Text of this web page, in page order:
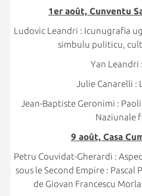
1er août, Cunventu
Ludovic Leandri : Icunugrafia
simbulu puliticu,
Yan Leandri
Julie Canarelli :
Jean-Baptiste Geronimi : Paoli
Naziunale
9 août, Casa
Petru Couvidat-Gherardi :
sous le Second Empire :
de Giovan Francescu